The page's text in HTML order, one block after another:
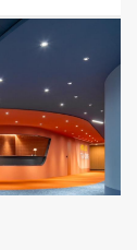
•固定座
性的工作
及簡報設
美...